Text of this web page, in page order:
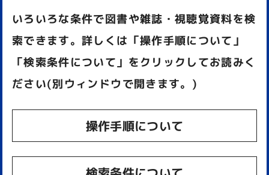
いろいろな条件で図書や雑誌・視聴覚資料を検
索できます。詳しくは「操作手順について」
「検索条件について」をクリックしてお読みく
ださい(別ウィンドウで開きます。)
操作手順について